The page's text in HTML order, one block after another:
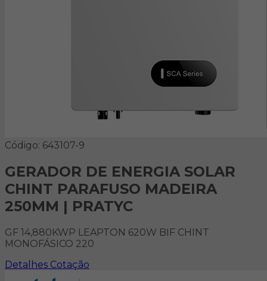
Código: 643107-9
GERADOR DE ENERGIA SOLAR
CHINT PARAFUSO MADEIRA
250MM | PRATYC
GF 14,880KWP LEAPTON 620W BIF CHINT
MONOFÁSICO 220
Detalhes Cotação